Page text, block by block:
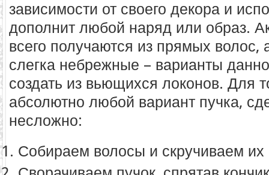
зависимости от своего декора и
дополнит любой наряд или образ.
всего получаются из прямых волос,
слегка небрежные – варианты
создать из вьющихся локонов. Для
абсолютно любой вариант пучка,
несложно:
Собираем волосы и скручиваем их